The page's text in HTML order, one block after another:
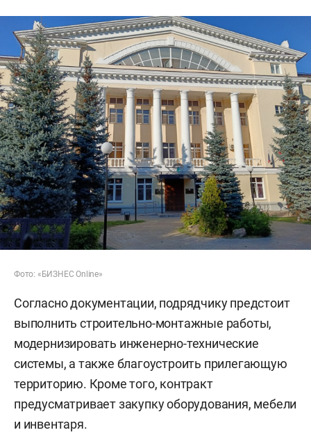
Фото: «БИЗНЕС Online»
Согласно документации, подрядчику предстоит
выполнить строительно-монтажные работы,
модернизировать инженерно-технические
системы, а также благоустроить прилегающую
территорию. Кроме того, контракт
предусматривает закупку оборудования, мебели
и инвентаря.